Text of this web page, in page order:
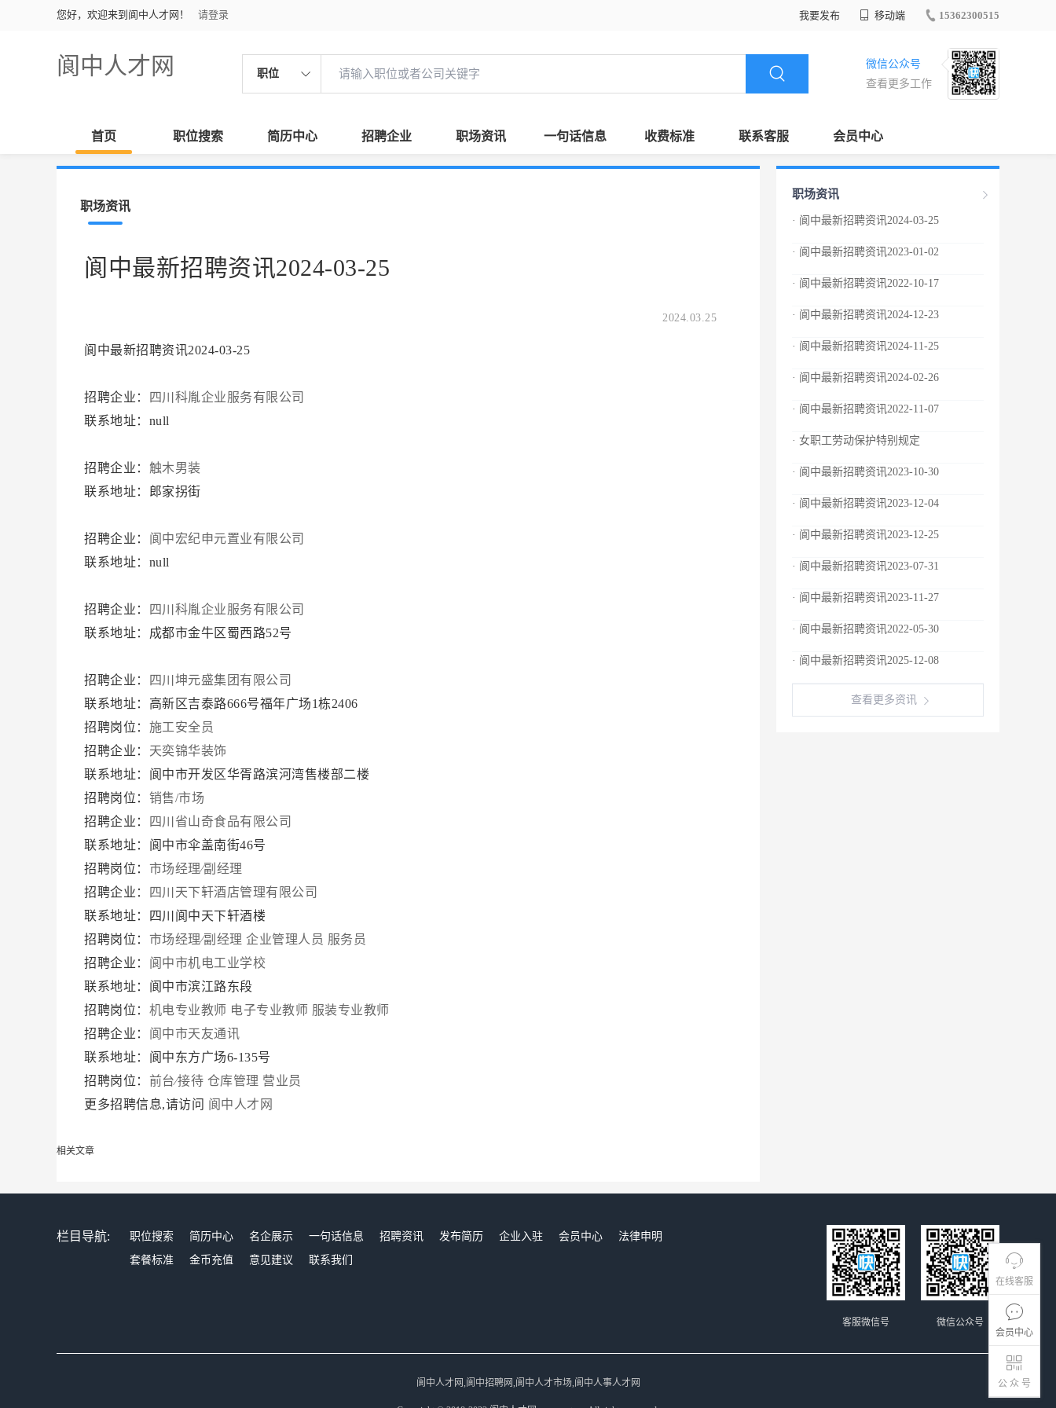
您好，欢迎来到阆中人才网！ 请登录 我要发布 移动端 15362300515
阆中人才网 职位
微信公众号
查看更多工作
首页 职位搜索 简历中心 招聘企业 职场资讯 一句话信息 收费标准 联系客服 会员中心
在线客服
会员中心
公 众 号
职场资讯
阆中最新招聘资讯2024-03-25
2024.03.25
阆中最新招聘资讯2024-03-25
招聘企业：
四川科胤企业服务有限公司
联系地址：null
招聘企业： 触木男装
联系地址：郎家拐街
招聘企业： 阆中宏纪申元置业有限公司
联系地址：null
招聘企业：
四川科胤企业服务有限公司
联系地址：成都市金牛区蜀西路52号
招聘企业：
四川坤元盛集团有限公司
联系地址：高新区吉泰路666号福年广场1栋2406
招聘岗位： 施工安全员
招聘企业： 天奕锦华装饰
联系地址：阆中市开发区华胥路滨河湾售楼部二楼
招聘岗位： 销售/市场
招聘企业：
四川省山奇食品有限公司
联系地址：阆中市伞盖南街46号
招聘岗位： 市场经理∕副经理
招聘企业：
四川天下轩酒店管理有限公司
联系地址：四川阆中天下轩酒楼
招聘岗位： 市场经理∕副经理 企业管理人员 服务员
招聘企业： 阆中市机电工业学校
联系地址：阆中市滨江路东段
招聘岗位： 机电专业教师 电子专业教师 服装专业教师
招聘企业： 阆中市天友通讯
联系地址：阆中东方广场6-135号
招聘岗位： 前台∕接待 仓库管理 营业员
更多招聘信息,请访问 阆中人才网
相关文章
职场资讯
· 阆中最新招聘资讯2024-03-25
· 阆中最新招聘资讯2023-01-02
· 阆中最新招聘资讯2022-10-17
· 阆中最新招聘资讯2024-12-23
· 阆中最新招聘资讯2024-11-25
· 阆中最新招聘资讯2024-02-26
· 阆中最新招聘资讯2022-11-07
· 女职工劳动保护特别规定
· 阆中最新招聘资讯2023-10-30
· 阆中最新招聘资讯2023-12-04
· 阆中最新招聘资讯2023-12-25
· 阆中最新招聘资讯2023-07-31
· 阆中最新招聘资讯2023-11-27
· 阆中最新招聘资讯2022-05-30
· 阆中最新招聘资讯2025-12-08
查看更多资讯
栏目导航: 职位搜索 简历中心 名企展示 一句话信息 招聘资讯 发布简历 企业入驻 会员中心
法律申明
套餐标准
金币充值 意见建议 联系我们
微信公众号
客服微信号
阆中人才网,阆中招聘网,阆中人才市场,阆中人事人才网